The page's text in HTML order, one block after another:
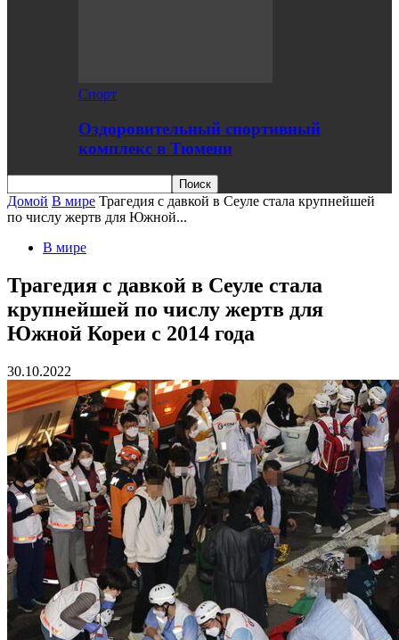
Спорт
Оздоровительный спортивный
комплекс в Тюмени
Домой В мире Трагедия с давкой в Сеуле стала крупнейшей
по числу жертв для Южной...
В мире
Трагедия с давкой в Сеуле стала
крупнейшей по числу жертв для
Южной Кореи с 2014 года
30.10.2022